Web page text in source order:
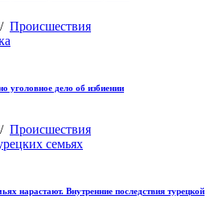
/ Происшествия
уголовное дело об избиении
/ Происшествия
нарастают. Внутренние последствия турецкой